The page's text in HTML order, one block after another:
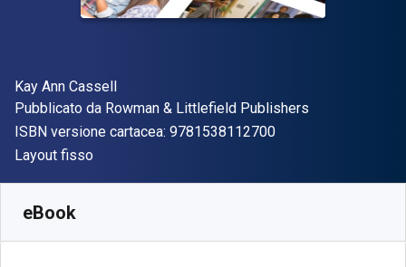
Autore(i)
Kay Ann Cassell
Editore
Pubblicato da Rowman & Littlefield Publishers
ISBN versione cartacea: 9781538112700"ISBN-13
Formato
Layout fisso
eBook